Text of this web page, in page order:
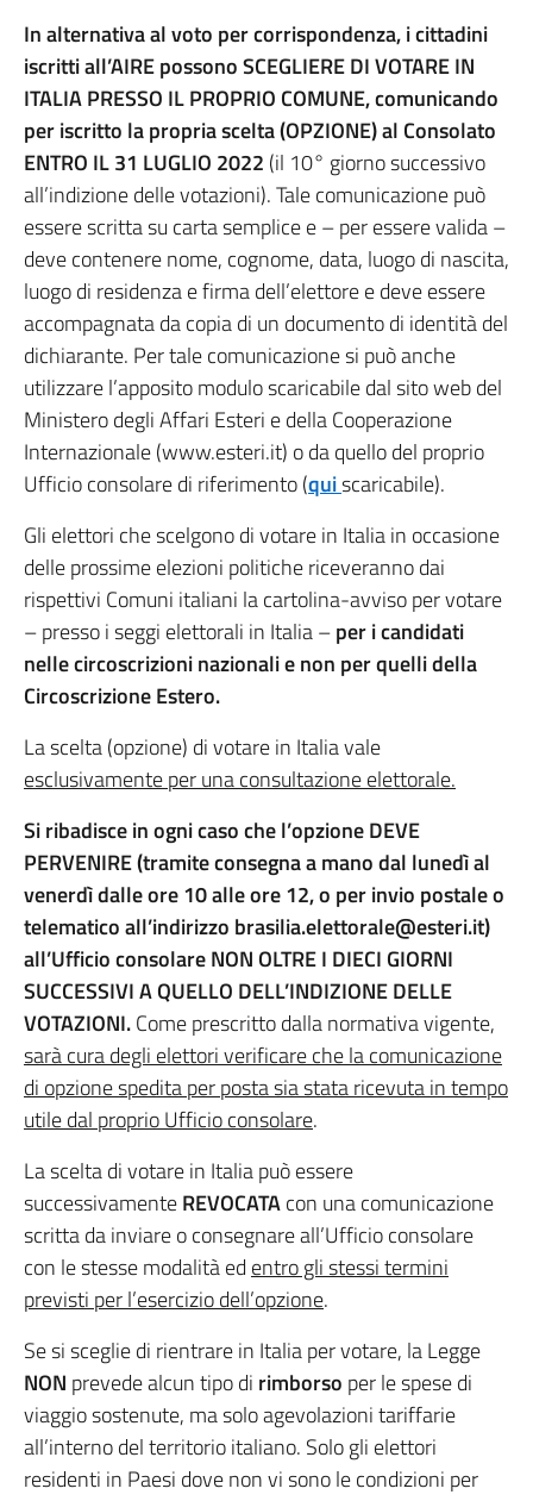
In alternativa al voto per corrispondenza, i cittadini
iscritti all’AIRE possono SCEGLIERE DI VOTARE IN
ITALIA PRESSO IL PROPRIO COMUNE, comunicando
per iscritto la propria scelta (OPZIONE) al Consolato
ENTRO IL 31 LUGLIO 2022 (il 10° giorno successivo
all’indizione delle votazioni). Tale comunicazione può
essere scritta su carta semplice e – per essere valida –
deve contenere nome, cognome, data, luogo di nascita,
luogo di residenza e firma dell’elettore e deve essere
accompagnata da copia di un documento di identità del
dichiarante. Per tale comunicazione si può anche
utilizzare l’apposito modulo scaricabile dal sito web del
Ministero degli Affari Esteri e della Cooperazione
Internazionale (www.esteri.it) o da quello del proprio
Ufficio consolare di riferimento (quiscaricabile).
Gli elettori che scelgono di votare in Italia in occasione
delle prossime elezioni politiche riceveranno dai
rispettivi Comuni italiani la cartolina-avviso per votare
– presso i seggi elettorali in Italia –per i candidati
nelle circoscrizioni nazionali e non per quelli della
Circoscrizione Estero.
La scelta (opzione) di votare in Italia vale
esclusivamente per una consultazione elettorale.
Si ribadisce in ogni caso che l’opzione DEVE
PERVENIRE (tramite consegna a mano dal lunedì al
venerdì dalle ore 10 alle ore 12, o per invio postale o
telematico all’indirizzo brasilia.elettorale@esteri.it)
all’Ufficio consolare NON OLTRE I DIECI GIORNI
SUCCESSIVI A QUELLO DELL’INDIZIONE DELLE
VOTAZIONI.Come prescritto dalla normativa vigente,
sarà cura degli elettori verificare che la comunicazione
di opzione spedita per posta sia stata ricevuta in tempo
utile dal proprio Ufficio consolare.
La scelta di votare in Italia può essere
successivamenteREVOCATAcon una comunicazione
scritta da inviare o consegnare all’Ufficio consolare
con le stesse modalità ed entro gli stessi termini
previsti per l’esercizio dell’opzione.
Se si sceglie di rientrare in Italia per votare, la Legge
NON prevede alcun tipo di rimborso per le spese di
viaggio sostenute, ma solo agevolazioni tariffarie
all’interno del territorio italiano. Solo gli elettori
residenti in Paesi dove non vi sono le condizioni per